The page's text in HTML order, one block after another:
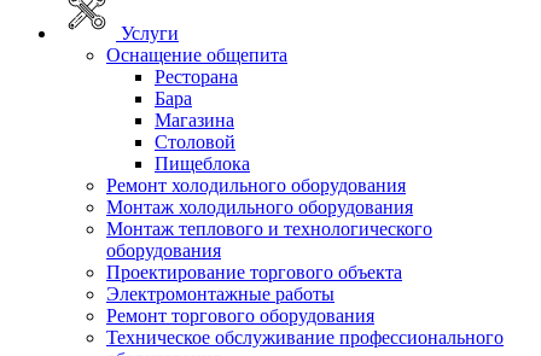
Услуги
Оснащение общепита
Ресторана
Бара
Магазина
Столовой
Пищеблока
Ремонт холодильного оборудования
Монтаж холодильного оборудования
Монтаж теплового и технологического
оборудования
Проектирование торгового объекта
Электромонтажные работы
Ремонт торгового оборудования
Техническое обслуживание профессионального